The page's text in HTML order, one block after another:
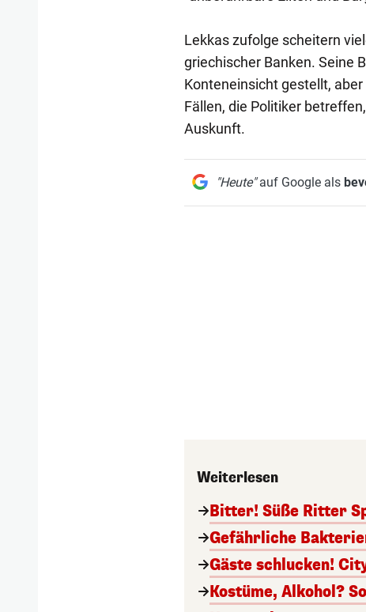
Lekkas zufolge scheitern
griechischer Banken. Seine
Konteneinsicht gestellt,
Fällen, die Politiker
Auskunft.
"Heute"auf Google als
Weiterlesen
Bitter! Süße Ritter
Gefährliche
Gäste schlucken!
Kostüme, Alkohol?